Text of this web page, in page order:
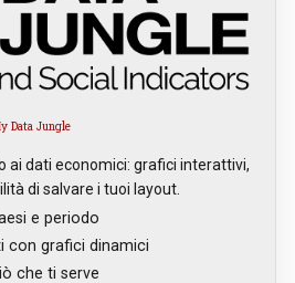
Data Jungle
ai dati economici: grafici interattivi,
di salvare i tuoi layout.
e periodo
con grafici dinamici
che ti serve